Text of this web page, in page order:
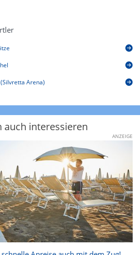
Arena)
auch interessieren
ANZEIGE